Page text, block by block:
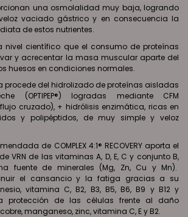
una osmolalidad muy baja, logrando
vaciado gástrico y en consecuencia la
de estos nutrientes.
nivel científico que el consumo de proteínas
y acrecentar la masa muscular aparte del
huesos en condiciones normales.
procede del hidrolizado de proteínas aisladas
(OPTIPEP®) logradas mediante CFM
cruzado), + hidrólisis enzimática, ricas en
y polipéptidos, de muy simple y veloz
de COMPLEX 4:1® RECOVERY aporta el
VRN de las vitaminas A, D, E, C y conjunto B,
fuente de minerales (Mg, Zn, Cu y Mn).
el cansancio y la fatiga gracias a su
vitamina C, B2, B3, B5, B6, B9 y B12 y
protección de las células frente al daño
manganeso, zinc, vitamina C, E y B2.